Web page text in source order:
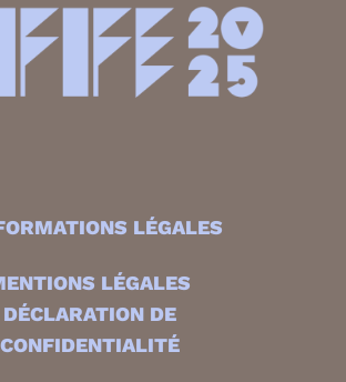
LÉGALES
LÉGALES
DÉCLARATION DE
CONFIDENTIALITÉ